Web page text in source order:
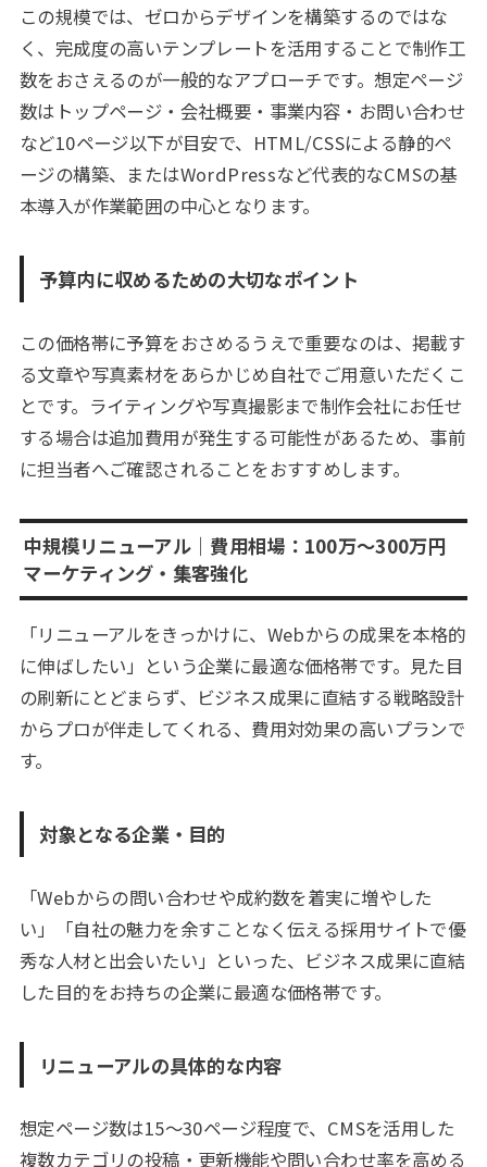
この規模では、ゼロからデザインを構築するのではな
く、完成度の高いテンプレートを活用することで制作工
数をおさえるのが一般的なアプローチです。想定ページ
数はトップページ・会社概要・事業内容・お問い合わせ
など10ページ以下が目安で、HTML/CSSによる静的ペ
ージの構築、またはWordPressなど代表的なCMSの基
本導入が作業範囲の中心となります。
予算内に収めるための大切なポイント
この価格帯に予算をおさめるうえで重要なのは、掲載す
る文章や写真素材をあらかじめ自社でご用意いただくこ
とです。ライティングや写真撮影まで制作会社にお任せ
する場合は追加費用が発生する可能性があるため、事前
に担当者へご確認されることをおすすめします。
中規模リニューアル｜費用相場：100万〜300万円
マーケティング・集客強化
「リニューアルをきっかけに、Webからの成果を本格的
に伸ばしたい」という企業に最適な価格帯です。見た目
の刷新にとどまらず、ビジネス成果に直結する戦略設計
からプロが伴走してくれる、費用対効果の高いプランで
す。
対象となる企業・目的
「Webからの問い合わせや成約数を着実に増やした
い」「自社の魅力を余すことなく伝える採用サイトで優
秀な人材と出会いたい」といった、ビジネス成果に直結
した目的をお持ちの企業に最適な価格帯です。
リニューアルの具体的な内容
想定ページ数は15〜30ページ程度で、CMSを活用した
複数カテゴリの投稿・更新機能や問い合わせ率を高める